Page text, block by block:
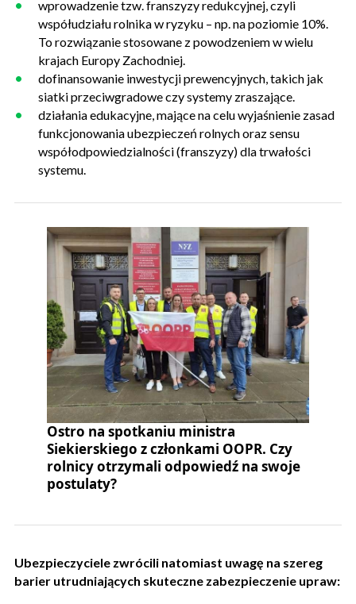
wprowadzenie tzw. franszyzy redukcyjnej, czyli
współudziału rolnika w ryzyku – np. na poziomie 10%.
To rozwiązanie stosowane z powodzeniem w wielu
krajach Europy Zachodniej.
dofinansowanie inwestycji prewencyjnych, takich jak
siatki przeciwgradowe czy systemy zraszające.
działania edukacyjne, mające na celu wyjaśnienie zasad
funkcjonowania ubezpieczeń rolnych oraz sensu
współodpowiedzialności (franszyzy) dla trwałości
systemu.
Ostro na spotkaniu ministra
Siekierskiego z członkami OOPR. Czy
rolnicy otrzymali odpowiedź na swoje
postulaty?
Ubezpieczyciele zwrócili natomiast uwagę na szereg
barier utrudniających skuteczne zabezpieczenie upraw: